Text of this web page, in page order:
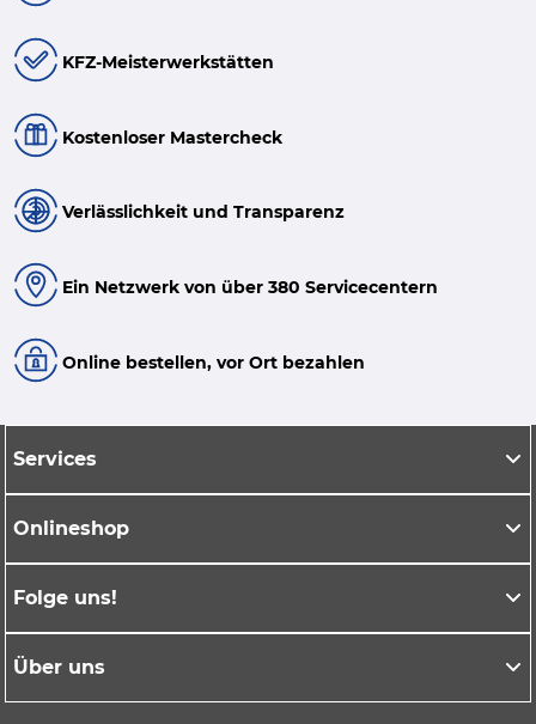
KFZ-Meisterwerkstätten
Kostenloser Mastercheck
Verlässlichkeit und Transparenz
Ein Netzwerk von über 380 Servicecentern
Online bestellen, vor Ort bezahlen
Services
Onlineshop
Folge uns!
Über uns